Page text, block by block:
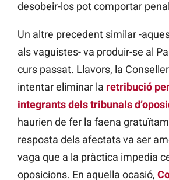
desobeir-los pot comportar
Un altre precedent similar -
als vaguistes- va produir-se al
curs passat. Llavors, la
intentar eliminar la retribució
integrants dels tribunals
haurien de fer la faena
resposta dels afectats va ser
vaga que a la pràctica impedia
oposicions. En aquella ocasió,